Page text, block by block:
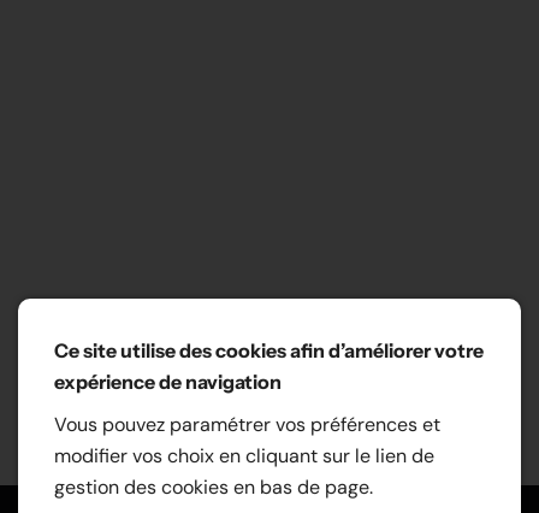
Ce site utilise des cookies afin d’améliorer votre
expérience de navigation
Vous pouvez paramétrer vos préférences et
modifier vos choix en cliquant sur le lien de
gestion des cookies en bas de page.